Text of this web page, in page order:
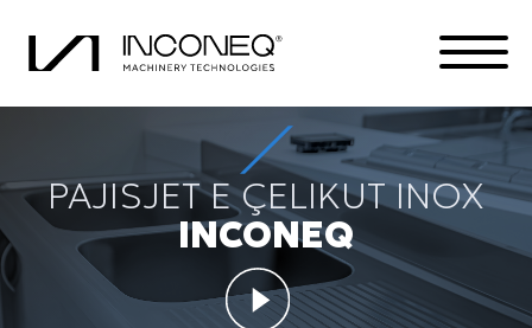
PAJISJET E ÇELIKUT INOX
INCONEQ
PRODUKTET
KOMPANIA
ZGJIDHJE TË INTEGRUARA